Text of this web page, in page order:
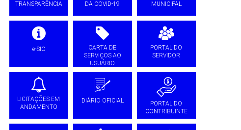
TRANSPARÊNCIA
DA COVID-19
MUNICIPAL
e-SIC
CARTA DE
SERVIÇOS AO
USUÁRIO
PORTAL DO
SERVIDOR
LICITAÇÕES EM
ANDAMENTO
DIÁRIO OFICIAL
PORTAL DO
CONTRIBUINTE